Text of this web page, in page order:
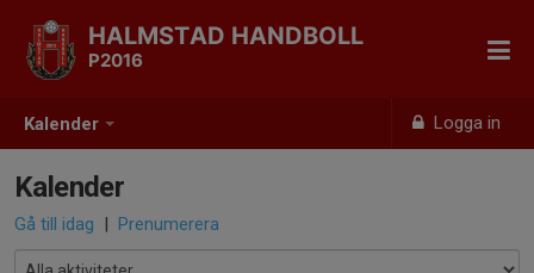
Kalender Logga in
HALMSTAD HANDBOLL
P2016
Kalender
Gå till idag | Prenumerera